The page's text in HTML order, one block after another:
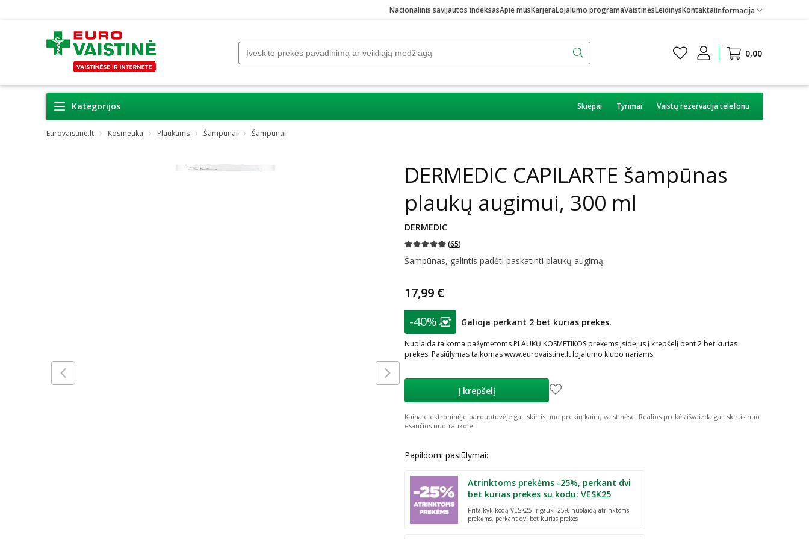
Nacionalinis savijautos indeksasApie musKarjeraLojalumo programaVaistinėsLeidinysKontaktaiInformacija
0,00
Kategorijos Skiepai Tyrimai Vaistų rezervacija telefonu
Eurovaistine.lt Kosmetika Plaukams Šampūnai Šampūnai
DERMEDIC CAPILARTE šampūnas
plaukų augimui, 300 ml
DERMEDIC
(65)
Šampūnas, galintis padėti paskatinti plaukų augimą.
17,99 €
patarimas
Lojalumo klubo narių nuolaida:
-40% Galioja perkant 2 bet kurias prekes.
Nuolaida taikoma pažymėtoms PLAUKŲ KOSMETIKOS prekėms įsidėjus į krepšelį bent 2 bet kurias
prekes. Pasiūlymas taikomas www.eurovaistine.lt lojalumo klubo nariams.
Į krepšelį
Kaina elektroninėje parduotuvėje gali skirtis nuo prekių kainų vaistinėse. Realios prekės išvaizda gali skirtis nuo
esančios nuotraukoje.
Papildomi pasiūlymai:
Atrinktoms prekėms -25%, perkant dvi
bet kurias prekes su kodu: VESK25
Pritaikyk kodą VESK25 ir gauk -25% nuolaidą atrinktoms
prekėms, perkant dvi bet kurias prekes